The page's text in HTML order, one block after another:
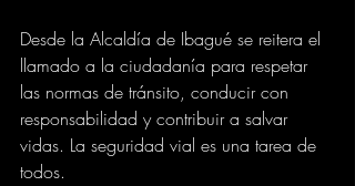
Desde la Alcaldía de Ibagué se reitera el
llamado a la ciudadanía para respetar
las normas de tránsito, conducir con
responsabilidad y contribuir a salvar
vidas. La seguridad vial es una tarea de
todos.